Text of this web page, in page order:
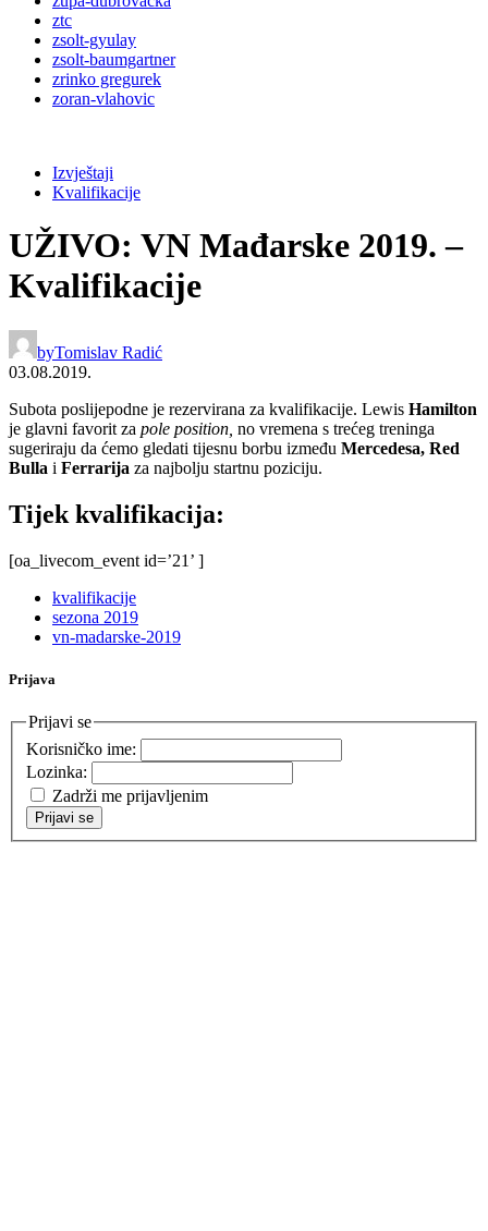
ztc
zsolt-gyulay
zsolt-baumgartner
zrinko gregurek
zoran-vlahovic
Izvještaji
Kvalifikacije
UŽIVO: VN Mađarske 2019. –
Kvalifikacije
byTomislav Radić
03.08.2019.
Subota poslijepodne je rezervirana za kvalifikacije. Lewis Hamilton
je glavni favorit za pole position, no vremena s trećeg treninga
sugeriraju da ćemo gledati tijesnu borbu između Mercedesa, Red
Bulla i Ferrarija za najbolju startnu poziciju.
Tijek kvalifikacija:
[oa_livecom_event id=’21’ ]
kvalifikacije
sezona 2019
vn-madarske-2019
Prijava
Prijavi se
Korisničko ime:
Lozinka:
Zadrži me prijavljenim
Prijavi se